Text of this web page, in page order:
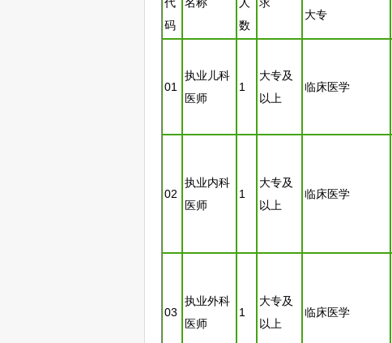
码
数
大专
01
执业儿科
医师
1
大专及
以上
临床医学
02
执业内科
医师
1
大专及
以上
临床医学
03
执业外科
医师
1
大专及
以上
临床医学